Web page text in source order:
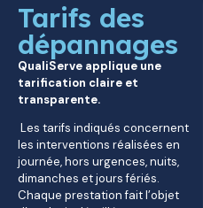
Tarifs des
dépannages
QualiServe applique une
tarification claire et
transparente.
Les tarifs indiqués concernent
les interventions réalisées en
journée, hors urgences, nuits,
dimanches et jours fériés.
Chaque prestation fait l’objet